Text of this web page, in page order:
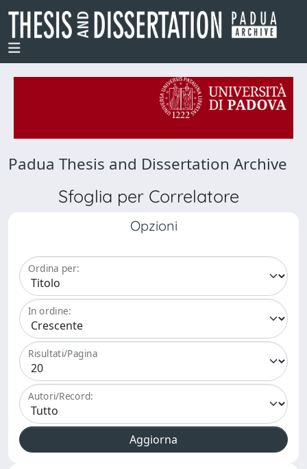
Padua Thesis and Dissertation Archive
Sfoglia per Correlatore
Opzioni
Ordina per:
In ordine:
Risultati/Pagina
Autori/Record: